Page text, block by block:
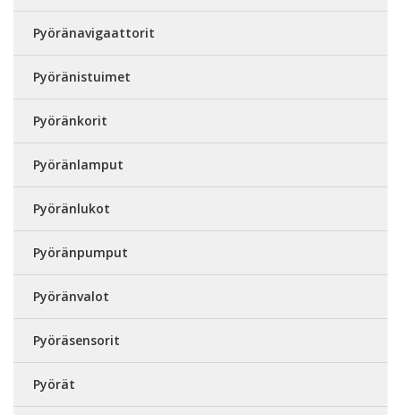
Pyöränavigaattorit
Pyöränistuimet
Pyöränkorit
Pyöränlamput
Pyöränlukot
Pyöränpumput
Pyöränvalot
Pyöräsensorit
Pyörät